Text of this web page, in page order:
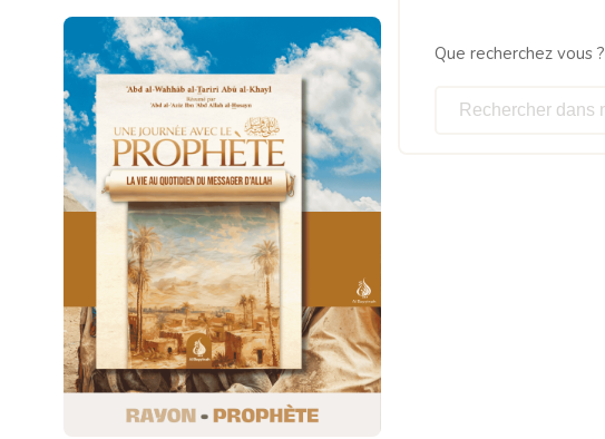
Que recherchez vous ?